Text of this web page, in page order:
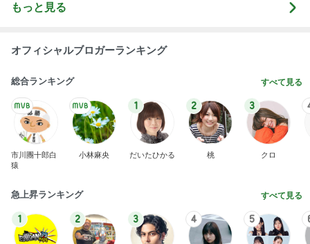
もっと見る
オフィシャルブロガーランキング
総合ランキング すべて見る
市川團十郎白
猿
小林麻央
1
だいたひかる
2
桃
3
クロ
急上昇ランキング すべて見る
1 2 3 4 5